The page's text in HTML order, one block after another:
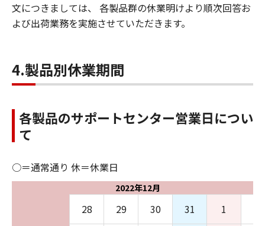
文につきましては、 各製品群の休業明けより順次回答お
よび出荷業務を実施させていただきます。
4.製品別休業期間
各製品のサポートセンター営業日につい
て
○＝通常通り 休＝休業日
2022年12月
28 29 30 31 1